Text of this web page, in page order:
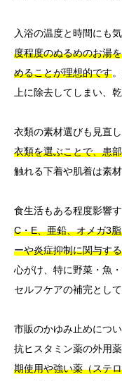
入浴の温度と時間にも
度程度のぬるめのお湯
めることが理想的です
上に除去してしまい、
衣類の素材選びも見直し
衣類を選ぶことで、患
触れる下着や肌着は素
食生活もある程度影響
C・E、亜鉛、オメガ3
ーや炎症抑制に関与す
心がけ、特に野菜・魚
セルフケアの補完として
市販のかゆみ止めにつ
抗ヒスタミン薬の外用
期使用や強い薬（ステ